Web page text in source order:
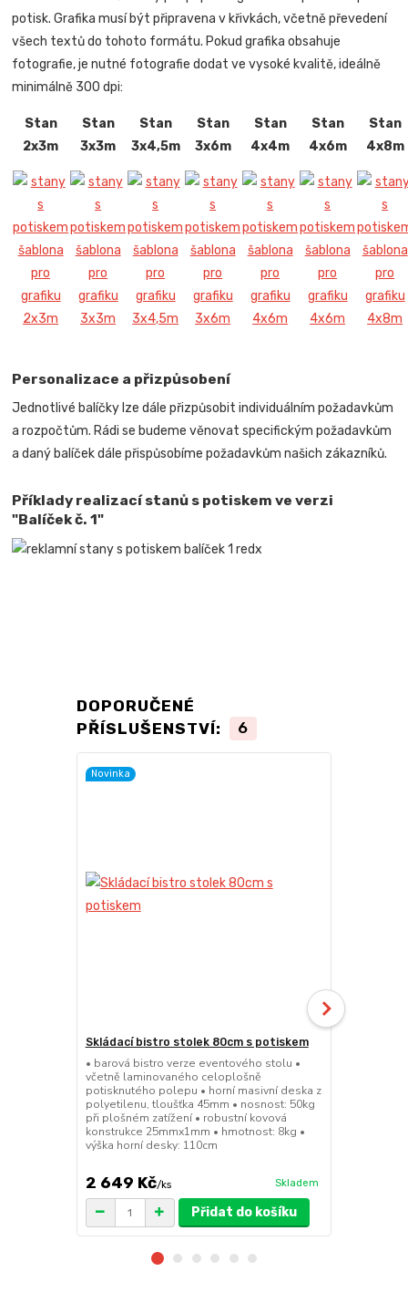
potisk. Grafika musí být připravena v křivkách, včetně převedení
všech textů do tohoto formátu. Pokud grafika obsahuje
fotografie, je nutné fotografie dodat ve vysoké kvalitě, ideálně
minimálně 300 dpi:
Stan
2x3m
Stan
3x3m
Stan
3x4,5m
Stan
3x6m
Stan
4x4m
Stan
4x6m
Stan
4x8m
Personalizace a přizpůsobení
Jednotlivé balíčky lze dále přizpůsobit individuálním požadavkům
a rozpočtům. Rádi se budeme věnovat specifickým požadavkům
a daný balíček dále přispůsobíme požadavkům našich zákazníků.
Příklady realizací stanů s potiskem ve verzi
"Balíček č. 1"
DOPORUČENÉ
PŘÍSLUŠENSTVÍ:
6
Novinka
Skládací bistro stolek 80cm s potiskem
• barová bistro verze eventového stolu •
včetně laminovaného celoplošně
potisknutého polepu • horní masivní deska z
polyetilenu, tloušťka 45mm • nosnost: 50kg
při plošném zatížení • robustní kovová
konstrukce 25mmx1mm • hmotnost: 8kg •
výška horní desky: 110cm
2 649 Kč/ks Skladem
Přidat do košíku